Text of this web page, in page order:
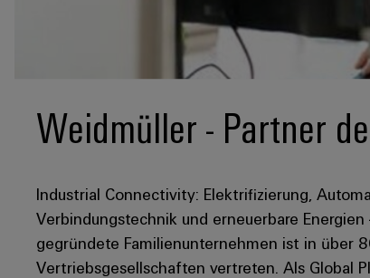
Weidmüller - Partner
Industrial Connectivity: Elektrifizierung,
Verbindungstechnik und erneuerbare
gegründete Familienunternehmen ist in über
Vertriebsgesellschaften vertreten. Als Global